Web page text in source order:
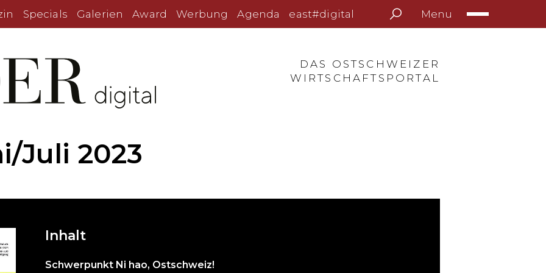
Specials Galerien Award Werbung Agenda east#digital Menu
DAS OSTSCHWEIZER
WIRTSCHAFTSPORTAL
Juli 2023
Inhalt
Schwerpunkt Ni hao, Ostschweiz!